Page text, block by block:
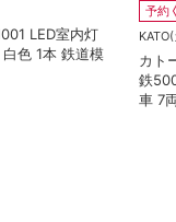
モデルアイコン
モデルアイコン 951C MI
20ft UM12A ジェムカ